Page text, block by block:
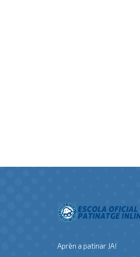
Aprèn a patinar JA!